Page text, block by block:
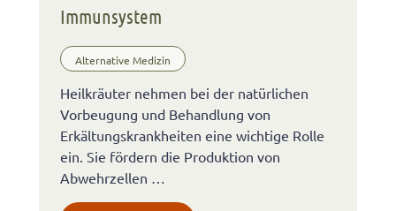
Immunsystem
Alternative Medizin
Heilkräuter nehmen bei der natürlichen
Vorbeugung und Behandlung von
Erkältungskrankheiten eine wichtige Rolle
ein. Sie fördern die Produktion von
Abwehrzellen …